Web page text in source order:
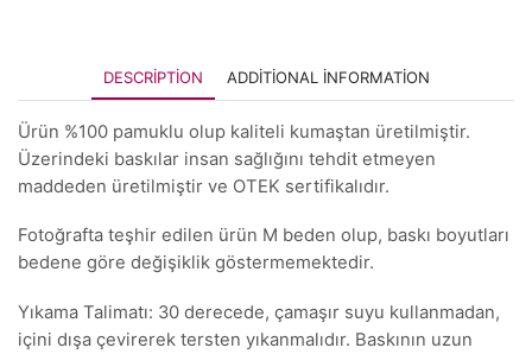
DESCRIPTION ADDITIONAL INFORMATION
Ürün %100 pamuklu olup kaliteli kumaştan üretilmiştir.
Üzerindeki baskılar insan sağlığını tehdit etmeyen
maddeden üretilmiştir ve OTEK sertifikalıdır.
Fotoğrafta teşhir edilen ürün M beden olup, baskı boyutları
bedene göre değişiklik göstermemektedir.
Yıkama Talimatı: 30 derecede, çamaşır suyu kullanmadan,
içini dışa çevirerek tersten yıkanmalıdır. Baskının uzun